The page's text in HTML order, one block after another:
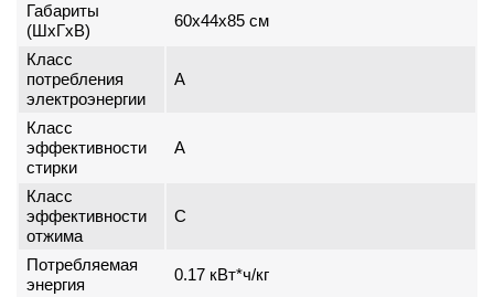
Габариты
(ШxГxВ)
60x44x85 см
Класс
потребления
электроэнергии
A
Класс
эффективности
стирки
A
Класс
эффективности
отжима
C
Потребляемая
энергия
0.17 кВт*ч/кг